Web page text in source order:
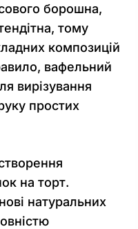
борошна,
тому
композицій
вафельний
вирізування
простих
на торт.
натуральних